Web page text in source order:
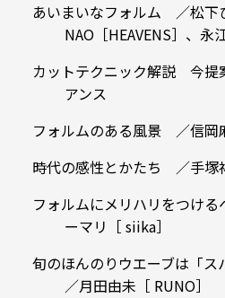
あいまいなフォルム ／松下
NAO［HEAVENS］、永
カットテクニック解説 今提
アンス
フォルムのある風景 ／信岡
時代の感性とかたち ／手塚
フォルムにメリハリをつけ
ーマリ［ siika］
旬のほんのりウエーブは「
／月田由未［ RUNO］